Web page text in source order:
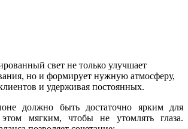
свет не только улучшает
но и формирует нужную атмосферу,
и удерживая постоянных.
должно быть достаточно ярким для
мягким, чтобы не утомлять глаза.